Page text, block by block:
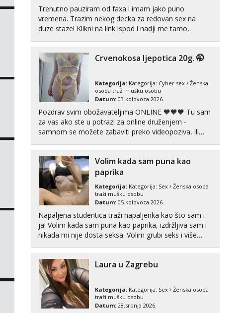
Liliana
Razgovaram :)
Tel:064/677-677- Kod: #69
Vanesa
064/677-677- Kod: #74
tel:0,93€ - mob:1,12€ min
Ivančica
Čekam tvoj poziv!
Zara
Čekam tvoj poziv!
Tel: 064/677-677 - Kod: #123
tel:0,93€ - mob:1,12€ min
Čekam tvoj poziv!
Trenutno pauziram od faxa i imam jako puno
vremena. Trazim nekog decka za redovan sex na
duze staze! Klikni na link ispod i nadji me tamo,
Crvenokosa ljepotica 20g. 🤭
Kategorija: Kategorija: Cyber sex
Ženska
osoba traži mušku osobu
Datum: 03.kolovoza 2026.
Pozdrav svim obožavateljima ONLINE 🧡🧡🧡 Tu sam
za vas ako ste u potrazi za online druženjem -
samnom se možete zabaviti preko videopoziva, ili
tipkanja uz slike i hot line pozive. Za vas sam
pripremila ...
Volim kada sam puna kao
paprika
Kategorija: Kategorija: Sex
Ženska osoba
traži mušku osobu
Datum: 05.kolovoza 2026.
Napaljena studentica traži napaljenka kao što sam i
ja! Volim kada sam puna kao paprika, izdržljiva sam i
nikada mi nije dosta seksa. Volim grubi seks i više
cekam te!
Laura u Zagrebu
Kategorija: Kategorija: Sex
Ženska osoba
traži mušku osobu
Datum: 28.srpnja 2026.